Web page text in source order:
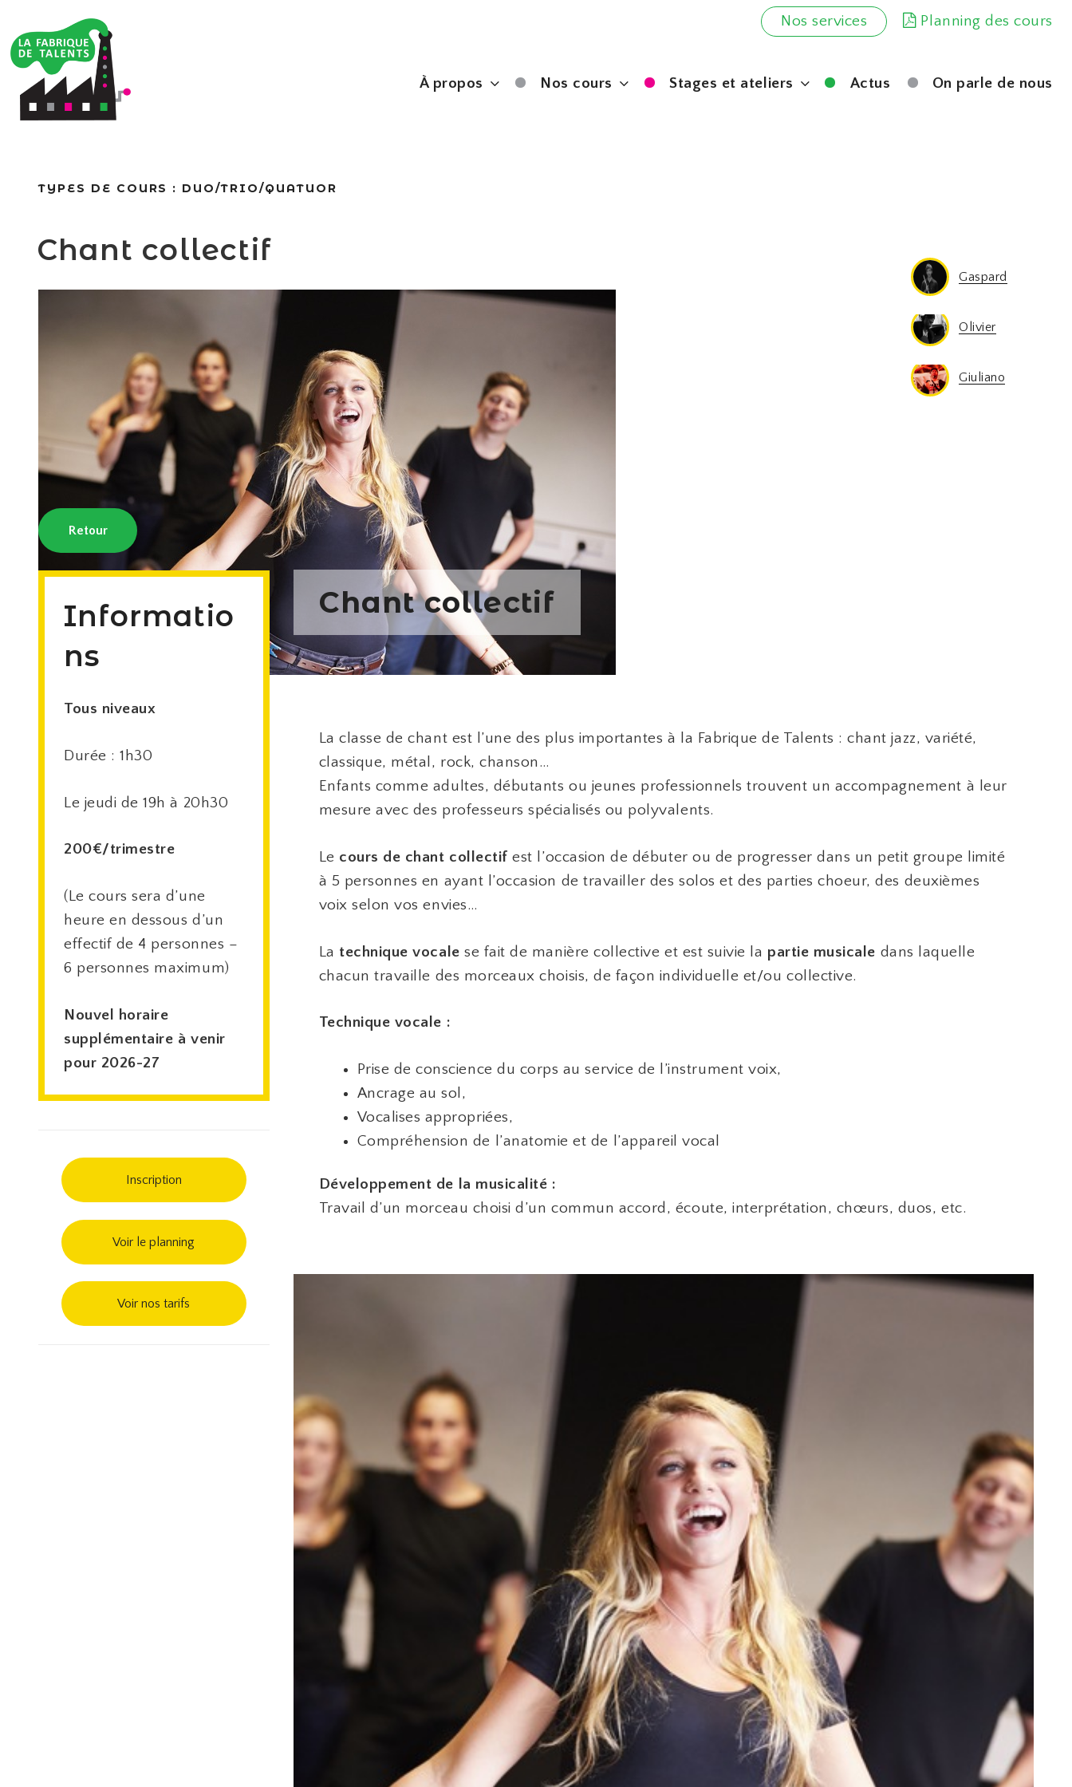
Nos services Planning des cours
À propos Nos cours Stages et ateliers Actus On parle de nous
TYPES DE COURS : DUO/TRIO/QUATUOR
Chant collectif
Emeline
Sarah
Retour
Informatio
ns
Tous niveaux
Durée : 1h30
Le jeudi de 19h à 20h30
200€/trimestre
(Le cours sera d’une
heure en dessous d’un
effectif de 4 personnes –
6 personnes maximum)
Nouvel horaire
supplémentaire à venir
pour 2026-27
Inscription
Voir le planning
Voir nos tarifs
Chant collectif
La classe de chant est l’une des plus importantes à la Fabrique de Talents : chant jazz, variété,
classique, métal, rock, chanson…
Enfants comme adultes, débutants ou jeunes professionnels trouvent un accompagnement à leur
mesure avec des professeurs spécialisés ou polyvalents.
Le cours de chant collectif est l’occasion de débuter ou de progresser dans un petit groupe limité
à 5 personnes en ayant l’occasion de travailler des solos et des parties choeur, des deuxièmes
voix selon vos envies…
La technique vocale se fait de manière collective et est suivie la partie musicale dans laquelle
chacun travaille des morceaux choisis, de façon individuelle et/ou collective.
Technique vocale :
Prise de conscience du corps au service de l’instrument voix,
Ancrage au sol,
Vocalises appropriées,
Compréhension de l’anatomie et de l’appareil vocal
Développement de la musicalité :
Travail d’un morceau choisi d’un commun accord, écoute, interprétation, chœurs, duos, etc.
Mayuka
Zad
Sera
Giuliano
Zad
Olivier
Gaspard